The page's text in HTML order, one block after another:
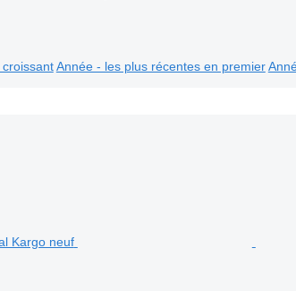
Année - les plus récentes en premier